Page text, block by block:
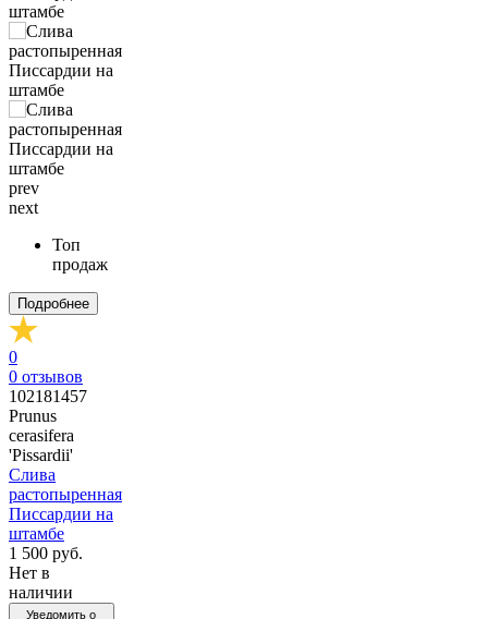
prev
next
Топ
продаж
Подробнее
0
0 отзывов
102181457
Prunus
cerasifera
'Pissardii'
Слива
растопыренная
Писсардии на
штамбе
1 500 руб.
Нет в
наличии
Уведомить о